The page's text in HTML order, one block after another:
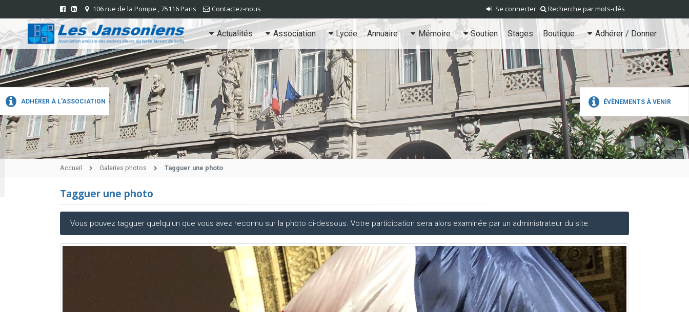
ADHÉRER À L'ASSOCIATION ÉVÈNEMENTS À VENIR
Recherche par mots-clés
Se connecter
106 rue de la Pompe , 75116 Paris Contactez-nous
Actualités Association Lycée Annuaire Mémoire Soutien Stages Boutique Adhérer / Donner
Accueil Galeries photos Tagguer une photo
Tagguer une photo
Vous pouvez tagguer quelqu'un que vous avez reconnu sur la photo ci-dessous. Votre participation sera alors examinée par un administrateur du site.